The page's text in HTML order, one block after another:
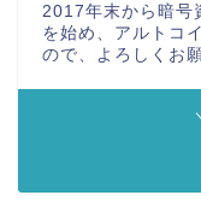
2017年末から暗号
を始め、アルトコ
ので、よろしくお